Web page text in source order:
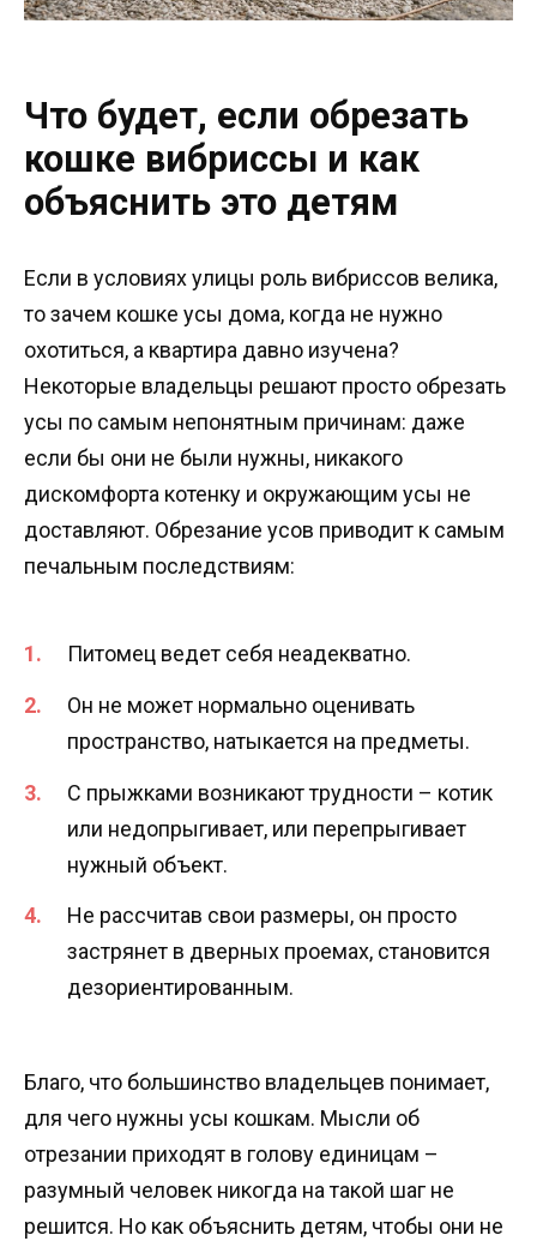
Что будет, если обрезать
кошке вибриссы и как
объяснить это детям
Если в условиях улицы роль вибриссов велика,
то зачем кошке усы дома, когда не нужно
охотиться, а квартира давно изучена?
Некоторые владельцы решают просто обрезать
усы по самым непонятным причинам: даже
если бы они не были нужны, никакого
дискомфорта котенку и окружающим усы не
доставляют. Обрезание усов приводит к самым
печальным последствиям:
Питомец ведет себя неадекватно.
Он не может нормально оценивать
пространство, натыкается на предметы.
С прыжками возникают трудности – котик
или недопрыгивает, или перепрыгивает
нужный объект.
Не рассчитав свои размеры, он просто
застрянет в дверных проемах, становится
дезориентированным.
Благо, что большинство владельцев понимает,
для чего нужны усы кошкам. Мысли об
отрезании приходят в голову единицам –
разумный человек никогда на такой шаг не
решится. Но как объяснить детям, чтобы они не